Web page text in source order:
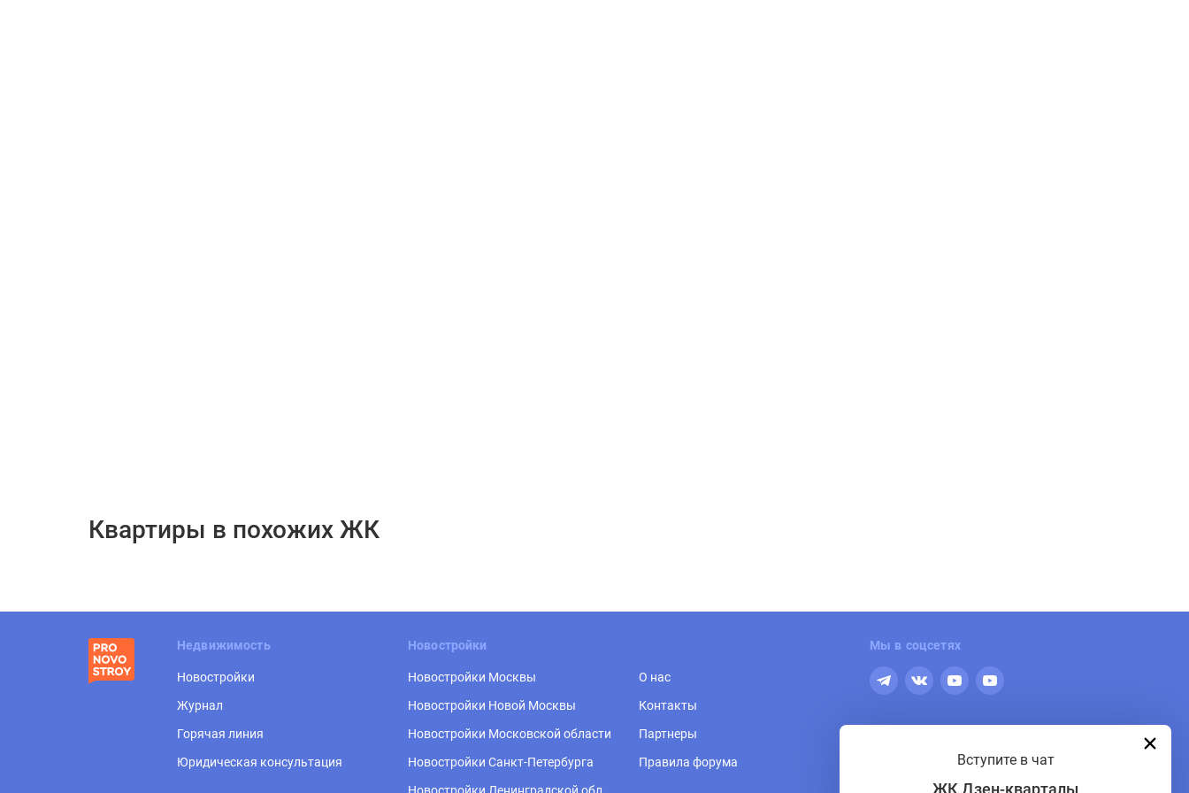
Квартиры в похожих ЖК
Недвижимость
Новостройки
Журнал
Горячая линия
Юридическая консультация
Новостройки
Новостройки Москвы
Новостройки Новой Москвы
Новостройки Московской области
Новостройки Санкт-Петербурга
О нас
Контакты
Партнеры
Правила форума
Мы в соцсетях
+7 (495) 150-90-61Вступите в чат
ЖК Дзен-кварталы